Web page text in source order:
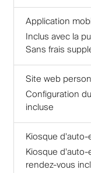
Application
Inclus avec la
Sans frais
Site web
Configuration
incluse
Kiosque
Kiosque
rendez-vous